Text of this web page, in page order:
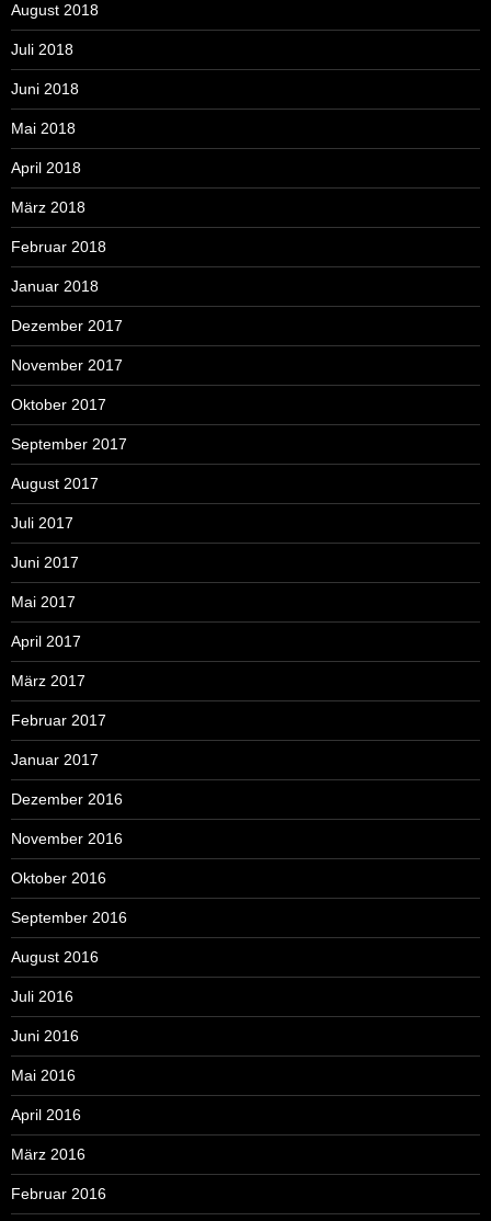
August 2018
Juli 2018
Juni 2018
Mai 2018
April 2018
März 2018
Februar 2018
Januar 2018
Dezember 2017
November 2017
Oktober 2017
September 2017
August 2017
Juli 2017
Juni 2017
Mai 2017
April 2017
März 2017
Februar 2017
Januar 2017
Dezember 2016
November 2016
Oktober 2016
September 2016
August 2016
Juli 2016
Juni 2016
Mai 2016
April 2016
März 2016
Februar 2016